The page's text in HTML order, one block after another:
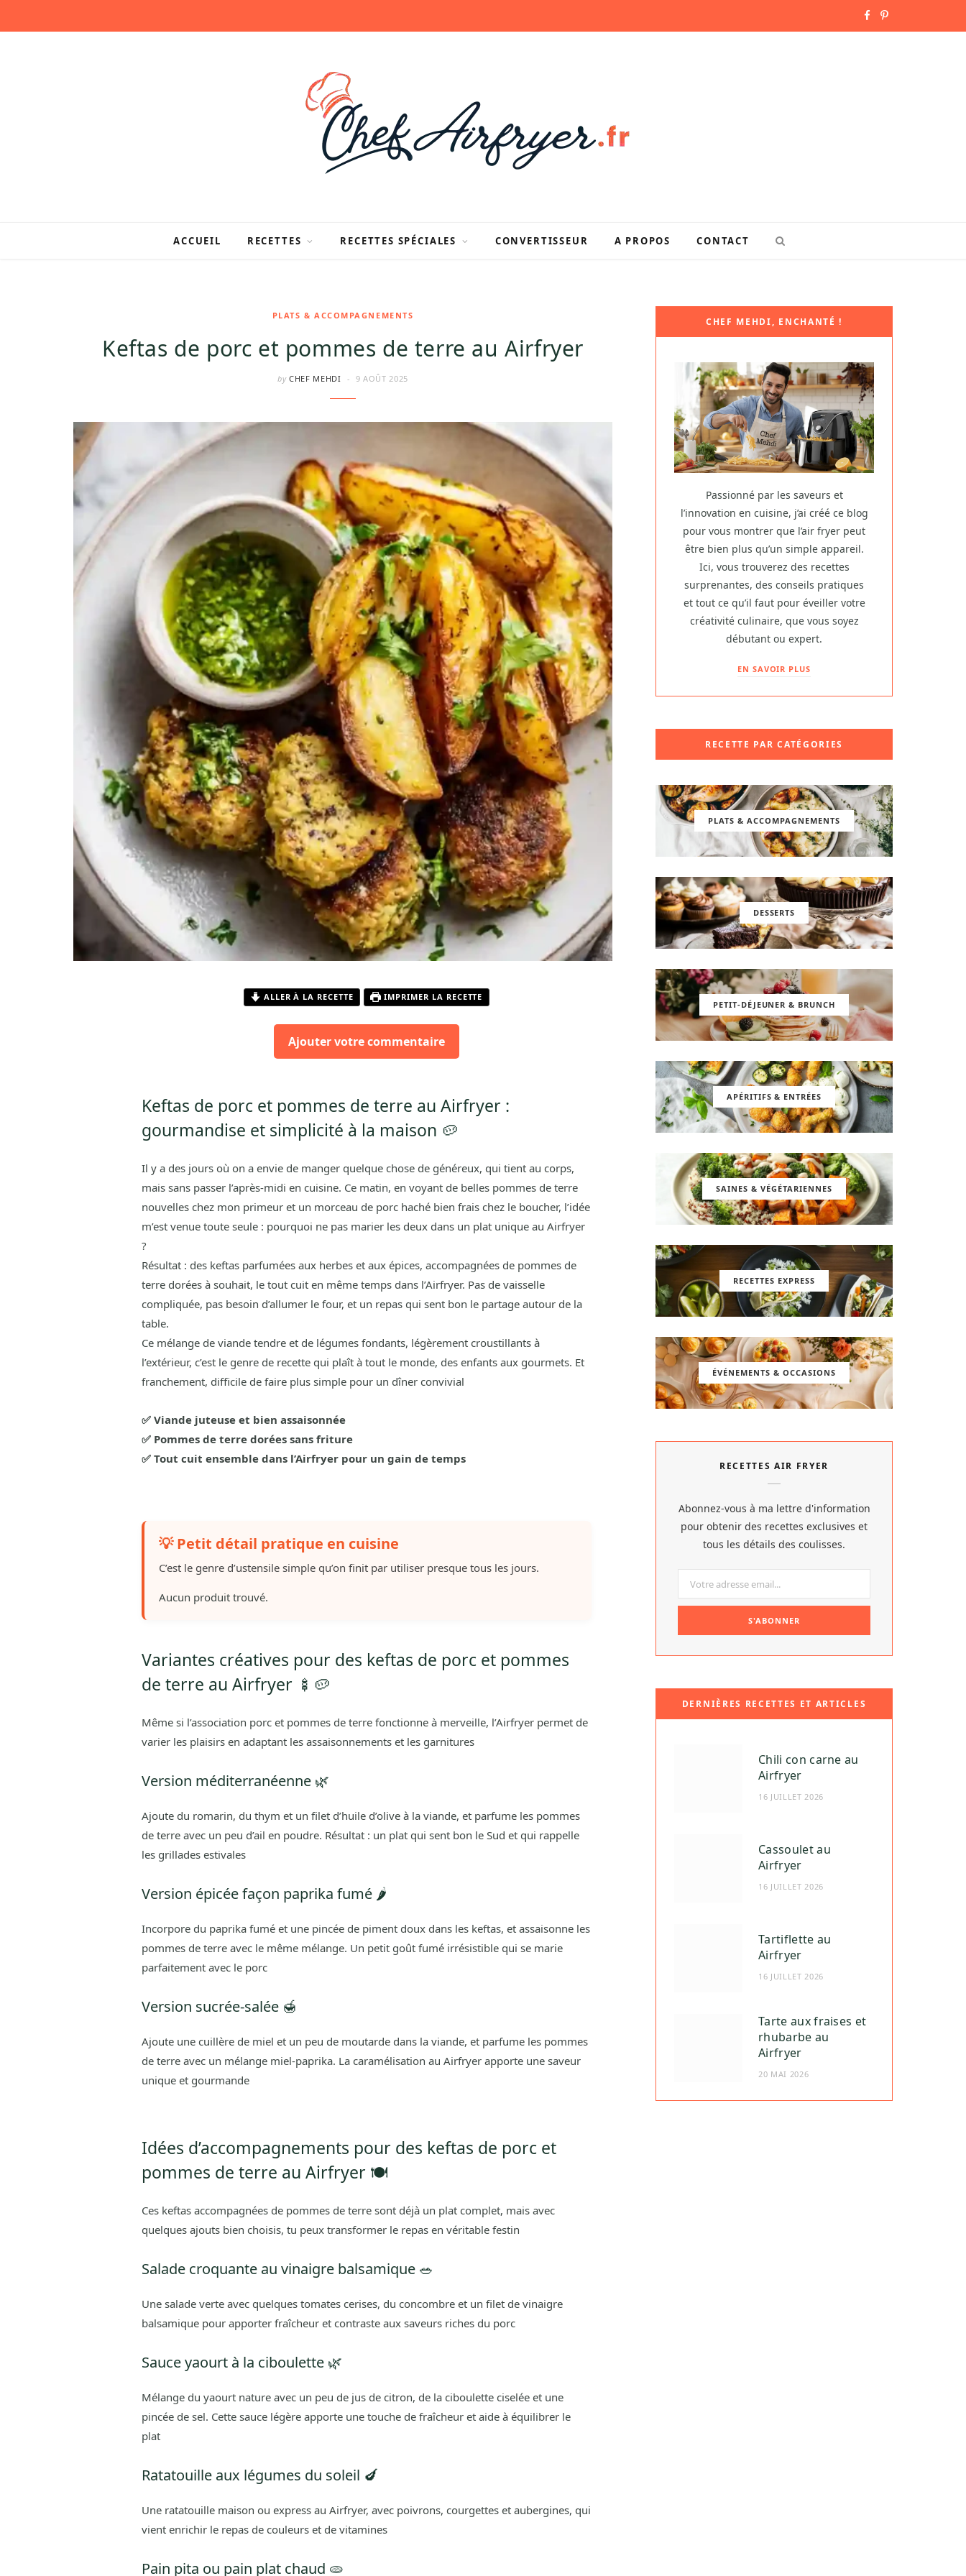
P
ACCUEIL RECETTES RECETTES SPÉCIALES CONVERTISSEUR A PROPOS CONTACT
PLATS & ACCOMPAGNEMENTS
Keftas de porc et pommes de terre au Airfryer
by CHEF MEHDI 9 AOÛT 2025
ALLER À LA RECETTE IMPRIMER LA RECETTE
Ajouter votre commentaire
Keftas de porc et pommes de terre au Airfryer :
gourmandise et simplicité à la maison 🥔
Il y a des jours où on a envie de manger quelque chose de généreux, qui tient au corps,
mais sans passer l’après-midi en cuisine. Ce matin, en voyant de belles pommes de terre
nouvelles chez mon primeur et un morceau de porc haché bien frais chez le boucher, l’idée
m’est venue toute seule : pourquoi ne pas marier les deux dans un plat unique au Airfryer
?
Résultat : des keftas parfumées aux herbes et aux épices, accompagnées de pommes de
terre dorées à souhait, le tout cuit en même temps dans l’Airfryer. Pas de vaisselle
compliquée, pas besoin d’allumer le four, et un repas qui sent bon le partage autour de la
table.
Ce mélange de viande tendre et de légumes fondants, légèrement croustillants à
l’extérieur, c’est le genre de recette qui plaît à tout le monde, des enfants aux gourmets. Et
franchement, difficile de faire plus simple pour un dîner convivial
✅ Viande juteuse et bien assaisonnée
✅ Pommes de terre dorées sans friture
✅ Tout cuit ensemble dans l’Airfryer pour un gain de temps
💡 Petit détail pratique en cuisine
C’est le genre d’ustensile simple qu’on finit par utiliser presque tous les jours.
Aucun produit trouvé.
Variantes créatives pour des keftas de porc et pommes
de terre au Airfryer 🍢🥔
Même si l’association porc et pommes de terre fonctionne à merveille, l’Airfryer permet de
varier les plaisirs en adaptant les assaisonnements et les garnitures
Version méditerranéenne 🌿
Ajoute du romarin, du thym et un filet d’huile d’olive à la viande, et parfume les pommes
de terre avec un peu d’ail en poudre. Résultat : un plat qui sent bon le Sud et qui rappelle
les grillades estivales
Version épicée façon paprika fumé 🌶️
Incorpore du paprika fumé et une pincée de piment doux dans les keftas, et assaisonne les
pommes de terre avec le même mélange. Un petit goût fumé irrésistible qui se marie
parfaitement avec le porc
Version sucrée-salée 🍯
Ajoute une cuillère de miel et un peu de moutarde dans la viande, et parfume les pommes
de terre avec un mélange miel-paprika. La caramélisation au Airfryer apporte une saveur
unique et gourmande
Idées d’accompagnements pour des keftas de porc et
pommes de terre au Airfryer 🍽️
Ces keftas accompagnées de pommes de terre sont déjà un plat complet, mais avec
quelques ajouts bien choisis, tu peux transformer le repas en véritable festin
Salade croquante au vinaigre balsamique 🥗
Une salade verte avec quelques tomates cerises, du concombre et un filet de vinaigre
balsamique pour apporter fraîcheur et contraste aux saveurs riches du porc
Sauce yaourt à la ciboulette 🌿
Mélange du yaourt nature avec un peu de jus de citron, de la ciboulette ciselée et une
pincée de sel. Cette sauce légère apporte une touche de fraîcheur et aide à équilibrer le
plat
Ratatouille aux légumes du soleil 🍆
Une ratatouille maison ou express au Airfryer, avec poivrons, courgettes et aubergines, qui
vient enrichir le repas de couleurs et de vitamines
Pain pita ou pain plat chaud 🫓
CHEF MEHDI, ENCHANTÉ !
Passionné par les saveurs et
l’innovation en cuisine, j’ai créé ce blog
pour vous montrer que l’air fryer peut
être bien plus qu’un simple appareil.
Ici, vous trouverez des recettes
surprenantes, des conseils pratiques
et tout ce qu’il faut pour éveiller votre
créativité culinaire, que vous soyez
débutant ou expert.
EN SAVOIR PLUS
RECETTE PAR CATÉGORIES
PLATS & ACCOMPAGNEMENTS
DESSERTS
PETIT-DÉJEUNER & BRUNCH
APÉRITIFS & ENTRÉES
SAINES & VÉGÉTARIENNES
RECETTES EXPRESS
ÉVÉNEMENTS & OCCASIONS
RECETTES AIR FRYER
Abonnez-vous à ma lettre d'information
pour obtenir des recettes exclusives et
tous les détails des coulisses.
DERNIÈRES RECETTES ET ARTICLES
Chili con carne au
Airfryer
16 JUILLET 2026
Cassoulet au
Airfryer
16 JUILLET 2026
Tartiflette au
Airfryer
16 JUILLET 2026
Tarte aux fraises et
rhubarbe au
Airfryer
20 MAI 2026